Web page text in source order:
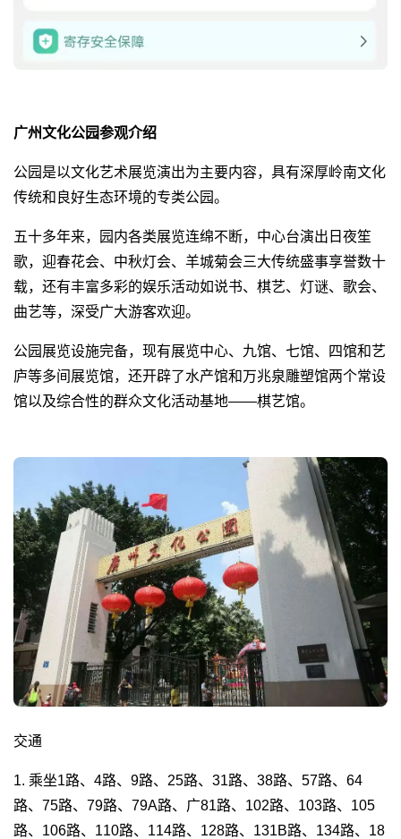
广州文化公园参观介绍
公园是以文化艺术展览演出为主要内容，具有深厚岭南文化
传统和良好生态环境的专类公园。
五十多年来，园内各类展览连绵不断，中心台演出日夜笙
歌，迎春花会、中秋灯会、羊城菊会三大传统盛事享誉数十
载，还有丰富多彩的娱乐活动如说书、棋艺、灯谜、歌会、
曲艺等，深受广大游客欢迎。
公园展览设施完备，现有展览中心、九馆、七馆、四馆和艺
庐等多间展览馆，还开辟了水产馆和万兆泉雕塑馆两个常设
馆以及综合性的群众文化活动基地——棋艺馆。
交通
1. 乘坐1路、4路、9路、25路、31路、38路、57路、64
路、75路、79路、79A路、广81路、102路、103路、105
路、106路、110路、114路、128路、131B路、134路、18